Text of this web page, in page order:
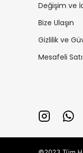
Değişim ve
Bize Ulaşın
Gizlilik ve
Mesafeli